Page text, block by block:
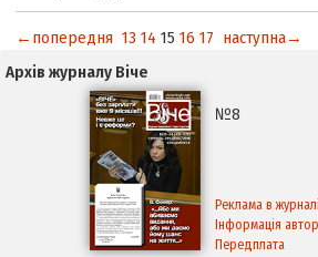
←попередня 13 14 15 16 17 наступна→
Архів журналу Віче
№8
Реклама в журналі
Інформація
Передплата